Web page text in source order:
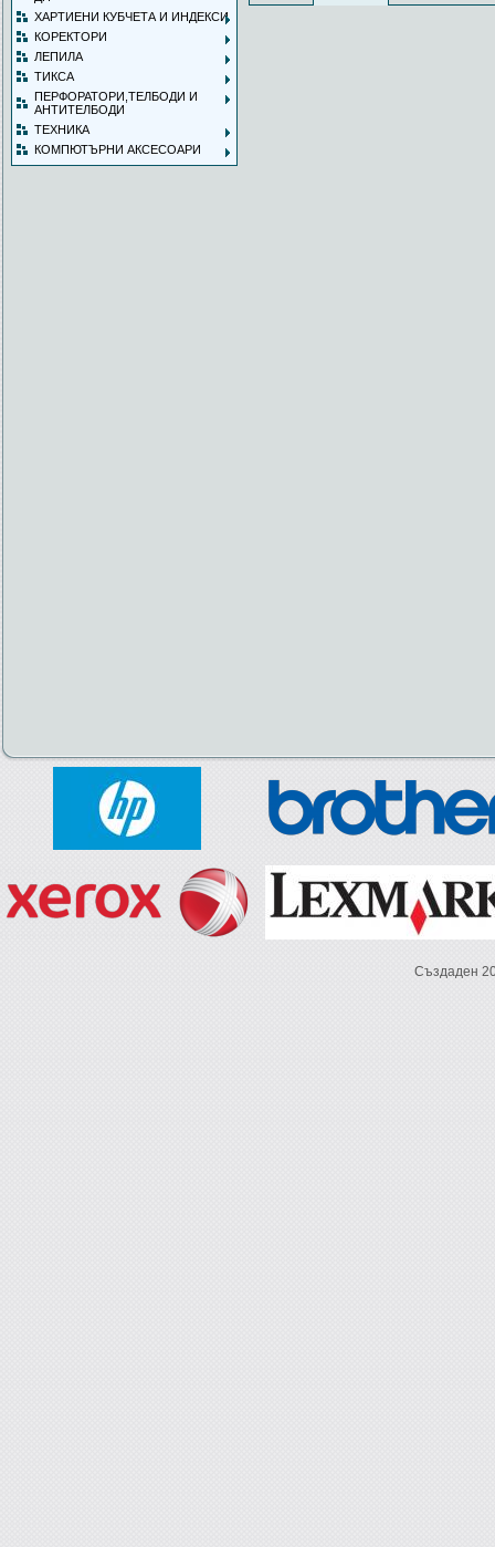
ХАРТИЕНИ КУБЧЕТА И ИНДЕКСИ
КОРЕКТОРИ
ЛЕПИЛА
ТИКСА
ПЕРФОРАТОРИ,ТЕЛБОДИ И
АНТИТЕЛБОДИ
ТЕХНИКА
КОМПЮТЪРНИ АКСЕСОАРИ
Създаден